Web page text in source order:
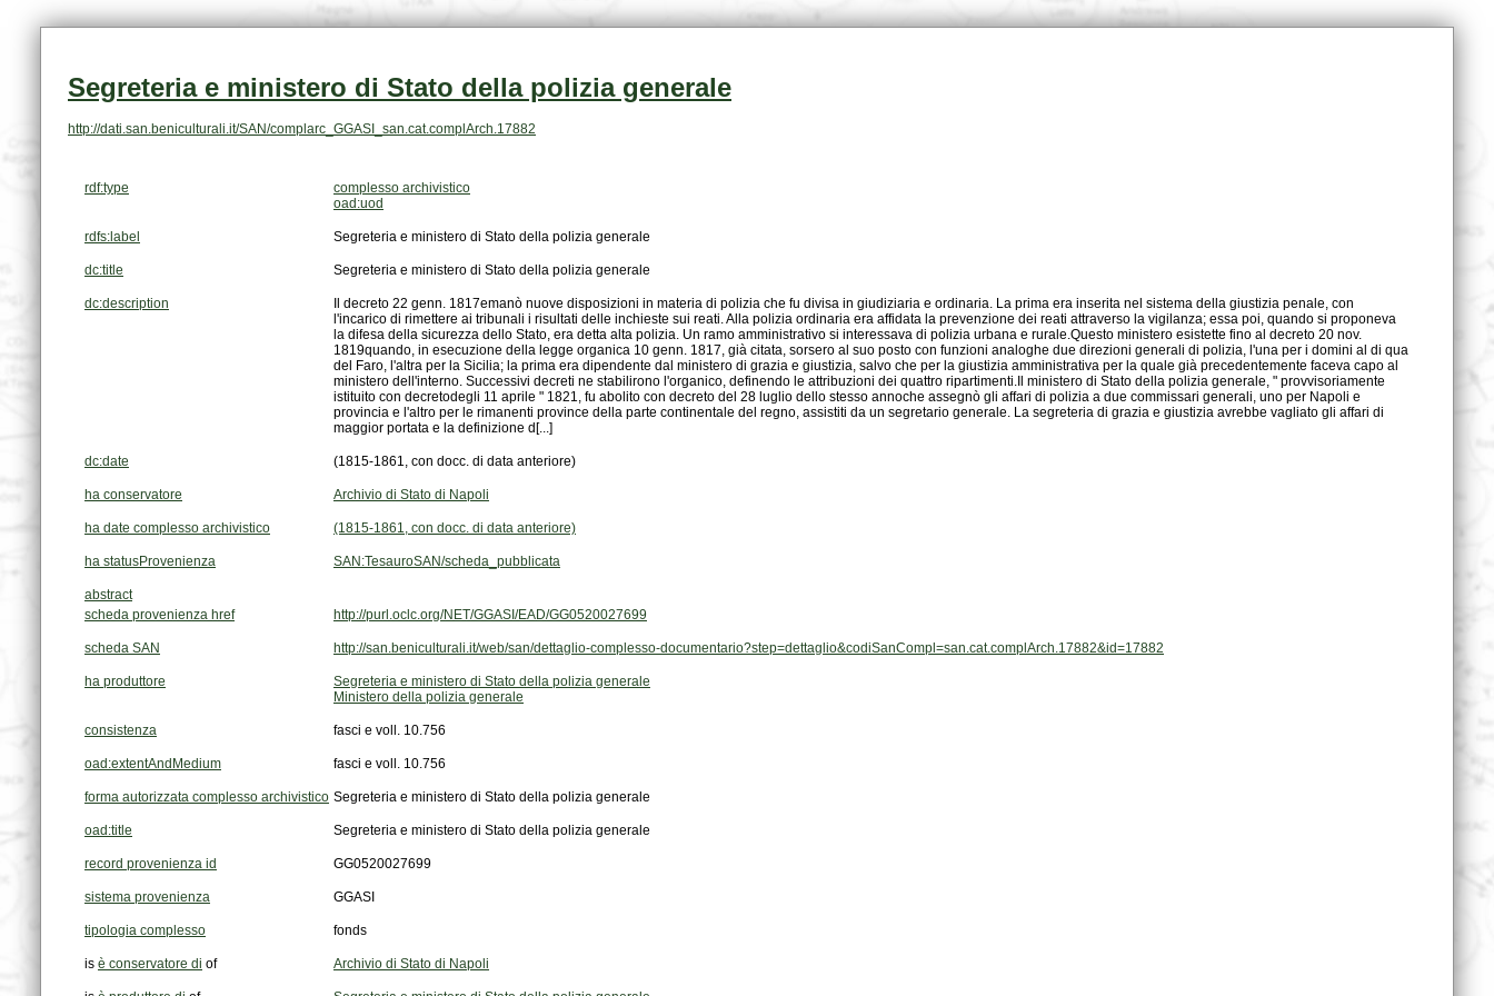
Segreteria e ministero di Stato della polizia generale
http://dati.san.beniculturali.it/SAN/complarc_GGASI_san.cat.complArch.17882
rdf:type
complesso archivistico
oad:uod
rdfs:label Segreteria e ministero di Stato della polizia generale
dc:title Segreteria e ministero di Stato della polizia generale
dc:description
maggior portata e la definizione d[...]
dc:date (1815-1861, con docc. di data anteriore)
ha conservatore Archivio di Stato di Napoli
ha date complesso archivistico (1815-1861, con docc. di data anteriore)
ha statusProvenienza SAN:TesauroSAN/scheda_pubblicata
abstract
scheda provenienza href
http://purl.oclc.org/NET/GGASI/EAD/GG0520027699
scheda SAN http://san.beniculturali.it/web/san/dettaglio-complesso-documentario?step=dettaglio&codiSanCompl=san.cat.complArch.17882&id=17882
ha produttore
Segreteria e ministero di Stato della polizia generale
Ministero della polizia generale
consistenza fasci e voll. 10.756
oad:extentAndMedium fasci e voll. 10.756
forma autorizzata complesso archivistico Segreteria e ministero di Stato della polizia generale
oad:title Segreteria e ministero di Stato della polizia generale
record provenienza id GG0520027699
sistema provenienza GGASI
tipologia complesso fonds
is è conservatore di of Archivio di Stato di Napoli